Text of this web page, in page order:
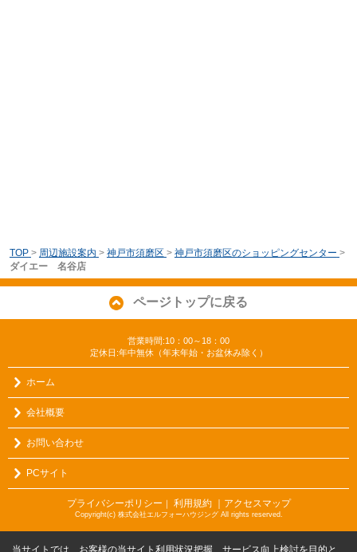
TOP > 周辺施設案内 > 神戸市須磨区 > 神戸市須磨区のショッピングセンター >
ダイエー 名谷店
ページトップに戻る
営業時間:10：00～18：00
定休日:年中無休（年末年始・お盆休み除く）
ホーム
会社概要
お問い合わせ
PCサイト
プライバシーポリシー ｜ 利用規約 ｜アクセスマップ
Copyright(c) 株式会社エルフォーハウジング All rights reserved.
当サイトでは、お客様の当サイト利用状況把握、サービス向上検討を目的と